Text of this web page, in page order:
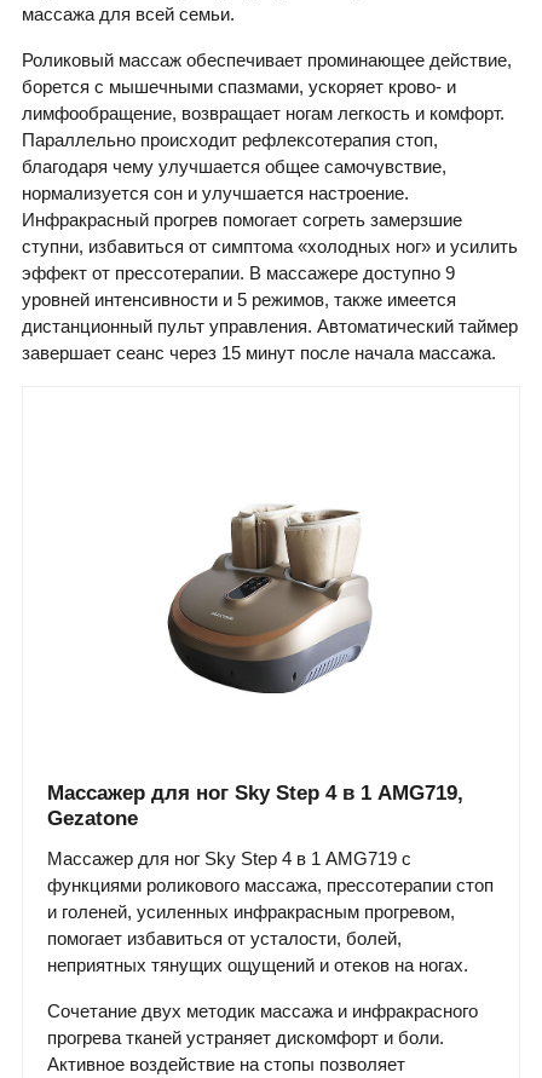
массажа для всей семьи.
Роликовый массаж обеспечивает проминающее действие,
борется с мышечными спазмами, ускоряет крово- и
лимфообращение, возвращает ногам легкость и комфорт.
Параллельно происходит рефлексотерапия стоп,
благодаря чему улучшается общее самочувствие,
нормализуется сон и улучшается настроение.
Инфракрасный прогрев помогает согреть замерзшие
ступни, избавиться от симптома «холодных ног» и усилить
эффект от прессотерапии. В массажере доступно 9
уровней интенсивности и 5 режимов, также имеется
дистанционный пульт управления. Автоматический таймер
завершает сеанс через 15 минут после начала массажа.
Массажер для ног Sky Step 4 в 1 AMG719,
Gezatone
Массажер для ног Sky Step 4 в 1 AMG719 с
функциями роликового массажа, прессотерапии стоп
и голеней, усиленных инфракрасным прогревом,
помогает избавиться от усталости, болей,
неприятных тянущих ощущений и отеков на ногах.
Сочетание двух методик массажа и инфракрасного
прогрева тканей устраняет дискомфорт и боли.
Активное воздействие на стопы позволяет